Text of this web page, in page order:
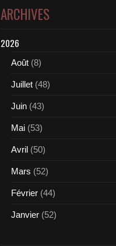
ARCHIVES
2026
Août (8)
Juillet (48)
Juin (43)
Mai (53)
Avril (50)
Mars (52)
Février (44)
Janvier (52)